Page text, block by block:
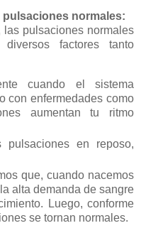
normales:
pulsaciones normales
factores tanto
cuando el sistema
con enfermedades como
aumentan tu ritmo
pulsaciones en reposo,
que, cuando nacemos
alta demanda de sangre
Luego, conforme
se tornan normales.